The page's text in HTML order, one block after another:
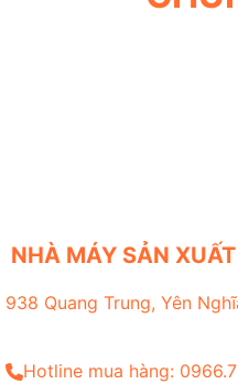
NHÀ MÁY SẢN
938 Quang Trung, Yên
Hotline mua hàng: